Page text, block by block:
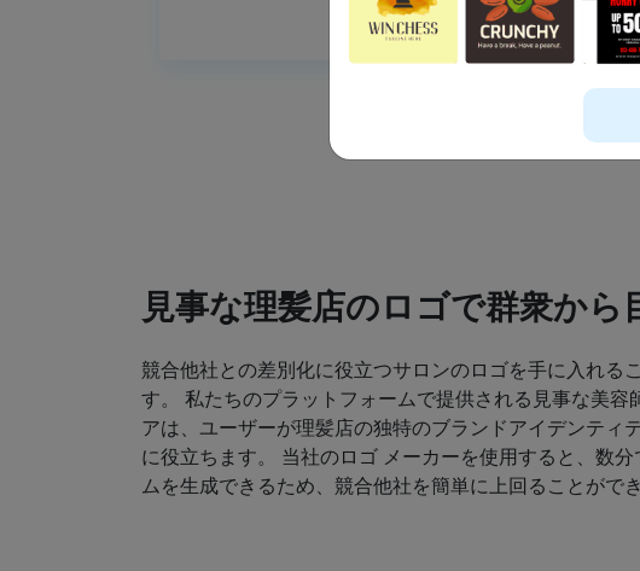
見事な理髪店のロゴで群衆から
競合他社との差別化に役立つサロンのロゴを手に入れる
す。 私たちのプラットフォームで提供される見事な美容
アは、ユーザーが理髪店の独特のブランドアイデンティ
に役立ちます。 当社のロゴ メーカーを使用すると、数分
ムを生成できるため、競合他社を簡単に上回ることができ